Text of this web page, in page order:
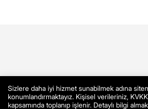
Sizlere daha iyi hizmet sunabilmek adına
konumlandırmaktayız. Kişisel verileriniz,
kapsamında toplanıp işlenir. Detaylı bilgi